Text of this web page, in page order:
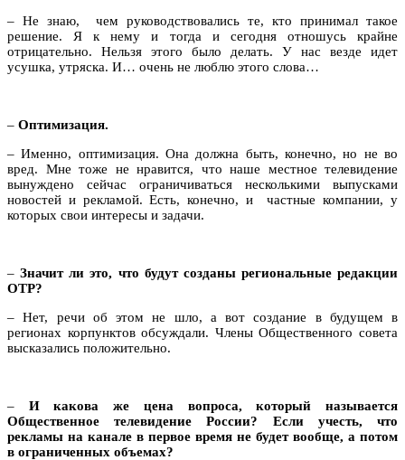
– Не знаю, чем руководствовались те, кто принимал такое
решение. Я к нему и тогда и сегодня отношусь крайне
отрицательно. Нельзя этого было делать. У нас везде идет
усушка, утряска. И… очень не люблю этого слова…
– Оптимизация.
– Именно, оптимизация. Она должна быть, конечно, но не во
вред. Мне тоже не нравится, что наше местное телевидение
вынуждено сейчас ограничиваться несколькими выпусками
новостей и рекламой. Есть, конечно, и частные компании, у
которых свои интересы и задачи.
–Значит ли это, что будут созданы региональные редакции
ОТР?
– Нет, речи об этом не шло, а вот создание в будущем в
регионах корпунктов обсуждали. Члены Общественного совета
высказались положительно.
– И какова же цена вопроса, который называется
Общественное телевидение России? Если учесть, что
рекламы на канале в первое время не будет вообще, а потом
в ограниченных объемах?